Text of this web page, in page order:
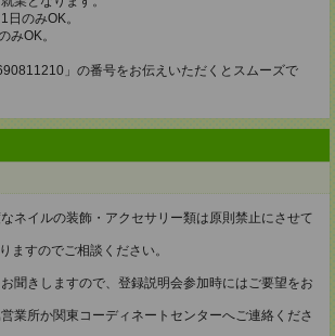
日のみOK。
みOK。
」の番号をお伝えいただくとスムーズで
ネイルの装飾・アクセサリー類は原則禁止にさせて
ますのでご相談ください。
聞きしますので、登録説明会参加時にはご要望をお
業所か関東コーディネートセンターへご連絡くださ